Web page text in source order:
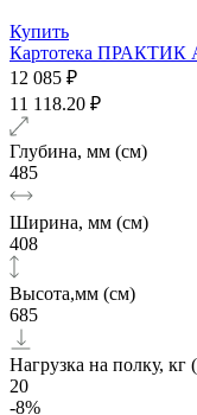
Купить
Картотека ПРАКТИК
12 085 ₽
11 118.20 ₽
Глубина, мм (см)
485
Ширина, мм (см)
408
Высота,мм (см)
685
Нагрузка на полку, кг
20
-8%